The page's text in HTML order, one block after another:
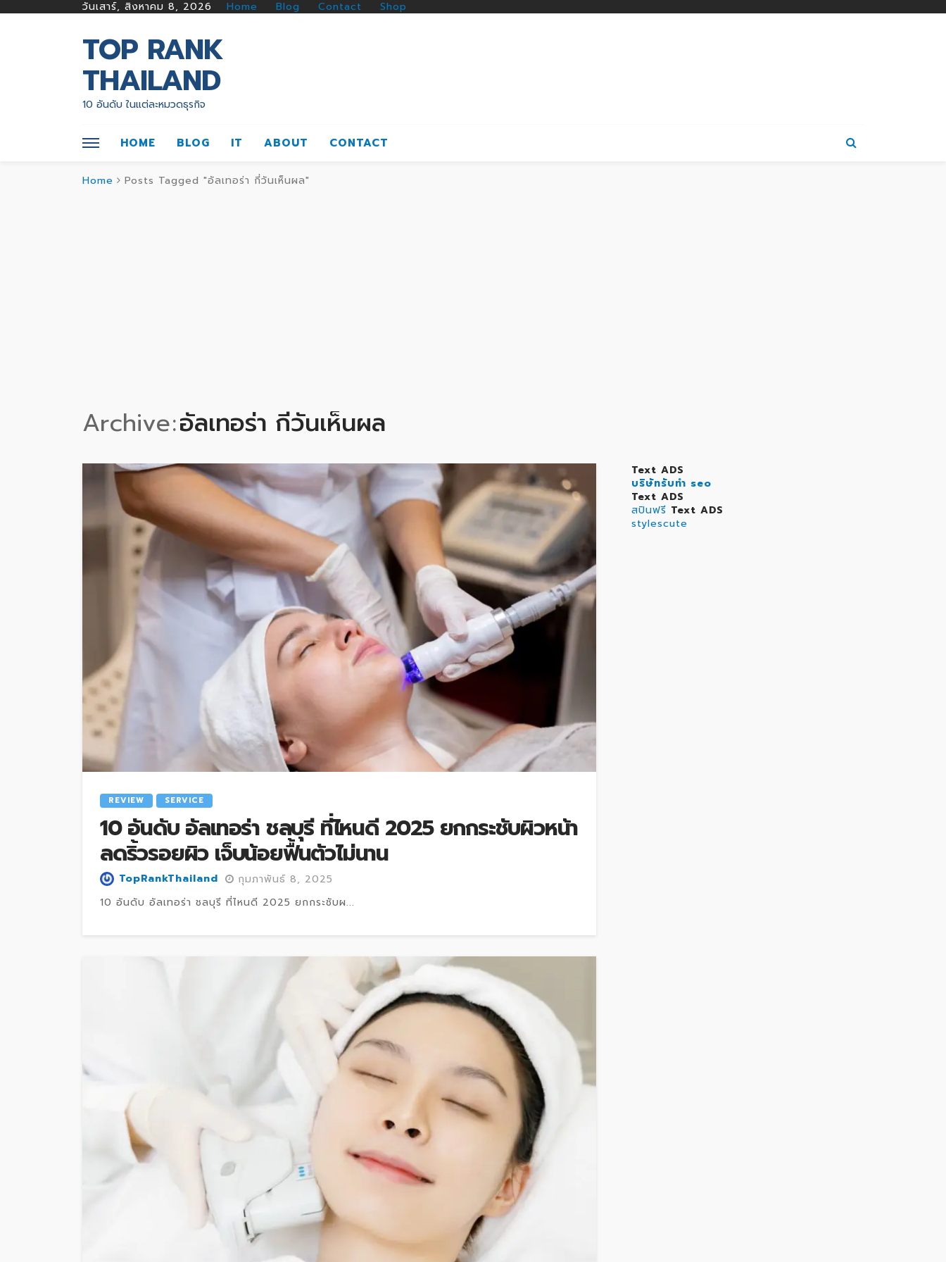
วันเสาร์, สิงหาคม 8, 2026 Home Blog Contact Shop
TOP RANK
THAILAND
10 อันดับ ในแต่ละหมวดธุรกิจ
HOME BLOG IT ABOUT CONTACT
Home Posts Tagged "อัลเทอร่า กี่วันเห็นผล"
Archive อัลเทอร่า กี่วันเห็นผล
REVIEW SERVICE
10 อันดับ อัลเทอร่า ชลบุรี ที่ไหนดี 2025 ยกกระชับผิวหน้า
ลดริ้วรอยผิว เจ็บน้อยฟื้นตัวไม่นาน
TopRankThailand
กุมภาพันธ์ 8, 2025
10 อันดับ อัลเทอร่า ชลบุรี ที่ไหนดี 2025 ยกกระชับผ...
Text ADS
บริษัทรับทำ seo
Text ADS
สปินฟรี Text ADS
stylescute